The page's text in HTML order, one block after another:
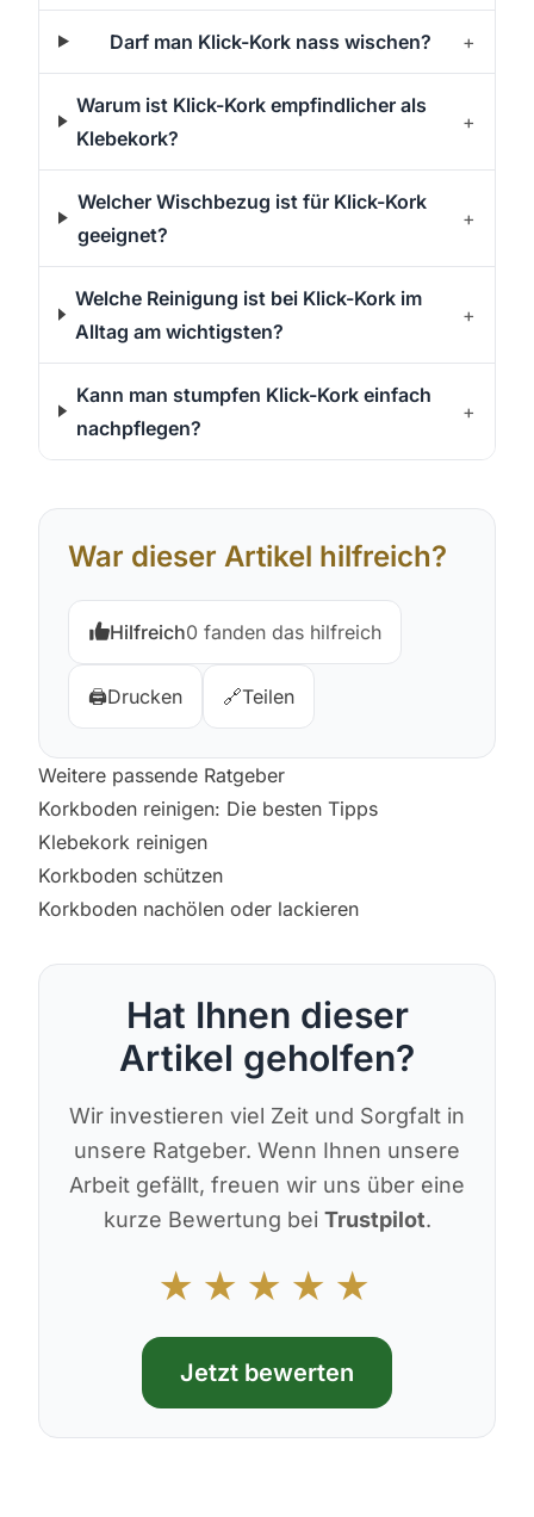
Darf man Klick-Kork nass wischen? +
Warum ist Klick-Kork empfindlicher als
Klebekork?
+
Welcher Wischbezug ist für Klick-Kork
geeignet?
+
Welche Reinigung ist bei Klick-Kork im
Alltag am wichtigsten?
+
Kann man stumpfen Klick-Kork einfach
nachpflegen?
+
War dieser Artikel hilfreich?
Hilfreich0 fanden das hilfreich
🖨️Drucken 🔗Teilen
Weitere passende Ratgeber
Korkboden reinigen: Die besten Tipps
Klebekork reinigen
Korkboden schützen
Korkboden nachölen oder lackieren
Hat Ihnen dieser
Artikel geholfen?
Wir investieren viel Zeit und Sorgfalt in
unsere Ratgeber. Wenn Ihnen unsere
Arbeit gefällt, freuen wir uns über eine
kurze Bewertung bei Trustpilot.
★★★★★
Jetzt bewerten